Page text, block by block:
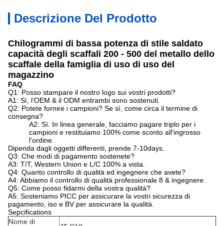
Descrizione Del Prodotto
Chilogrammi di bassa potenza di stile saldato
capacità degli scaffali 200 - 500 del metallo dello
scaffale della famiglia di uso di uso del
magazzino
FAQ
Q1: Posso stampare il nostro logo sui vostri prodotti?
A1: Sì, l'OEM & il ODM entrambi sono sostenuti.
Q2: Potete fornire i campioni? Se sì, come circa il termine di
consegna?
A2: Sì. In linea generale, facciamo pagare triplo per i
campioni e restituiamo 100% come sconto all'ingrosso
l'ordine.
Dipenda dagli oggetti differenti, prende 7-10days.
Q3: Che modi di pagamento sostenete?
A3: T/T, Western Union e L/C 100% a vista.
Q4: Quanto controllo di qualità ed ingegnere che avete?
A4: Abbiamo il controllo di qualità professionale 8 & ingegnere.
Q5: Come posso fidarmi della vostra qualità?
A5: Sosteniamo PICC per assicurare la vostri sicurezza di
pagamento, iso e BV per assicurare la qualità.
Sepcifications
Nome di